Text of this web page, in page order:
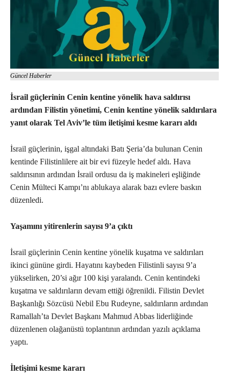
Güncel Haberler
İsrail güçlerinin Cenin kentine yönelik hava saldırısı
ardından Filistin yönetimi, Cenin kentine yönelik saldırılara
yanıt olarak Tel Aviv’le tüm iletişimi kesme kararı aldı
İsrail güçlerinin, işgal altındaki Batı Şeria’da bulunan Cenin
kentinde Filistinlilere ait bir evi füzeyle hedef aldı. Hava
saldırısının ardından İsrail ordusu da iş makineleri eşliğinde
Cenin Mülteci Kampı’nı ablukaya alarak bazı evlere baskın
düzenledi.
Yaşamını yitirenlerin sayısı 9’a çıktı
İsrail güçlerinin Cenin kentine yönelik kuşatma ve saldırıları
ikinci gününe girdi. Hayatını kaybeden Filistinli sayısı 9’a
yükselirken, 20’si ağır 100 kişi yaralandı. Cenin kentindeki
kuşatma ve saldırıların devam ettiği öğrenildi. Filistin Devlet
Başkanlığı Sözcüsü Nebil Ebu Rudeyne, saldırıların ardından
Ramallah’ta Devlet Başkanı Mahmud Abbas liderliğinde
düzenlenen olağanüstü toplantının ardından yazılı açıklama
yaptı.
İletişimi kesme kararı